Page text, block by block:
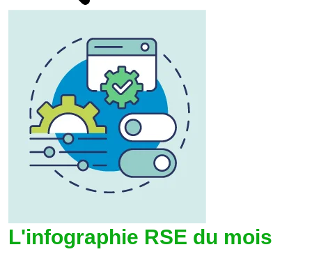
L'infographie RSE du mois